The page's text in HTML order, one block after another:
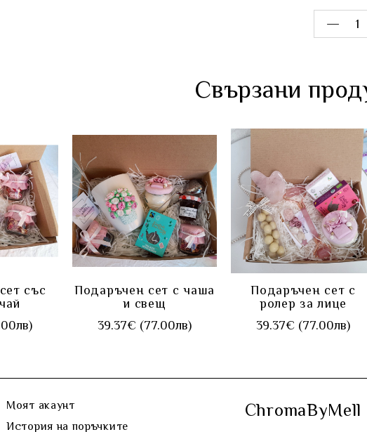
Свързани
със
Подаръчен сет с чаша
и свещ
39.37€ (77.00лв)
КУПИ
Подаръчен сет с
ролер за лице
39.37€ (77.00лв)
КУПИ
Моят акаунт
История на поръчките
ChromaByMell